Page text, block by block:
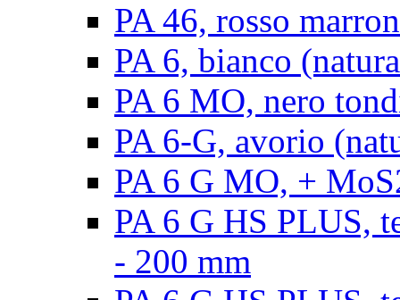
PA 46, rosso
PA 6, bianco
PA 6 MO, nero
PA 6-G, avorio
PA 6 G MO, +
PA 6 G HS PLUS,
- 200 mm